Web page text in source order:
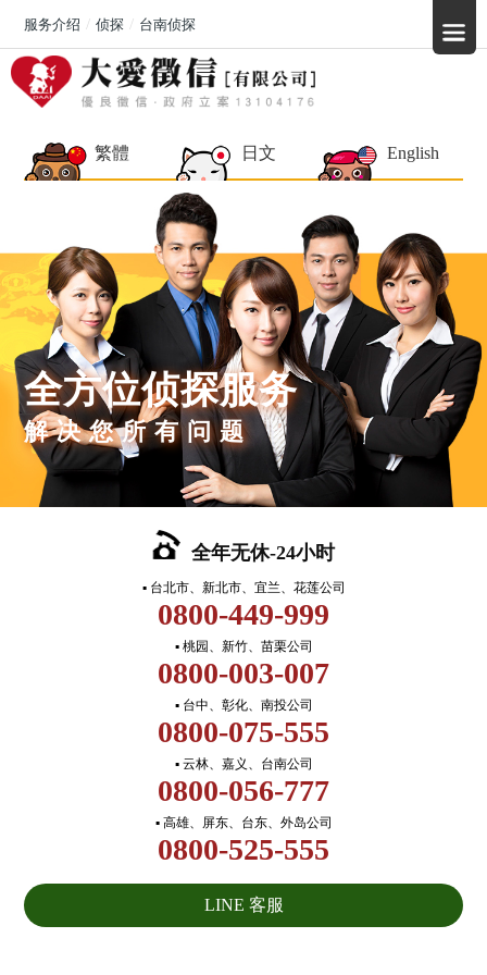
繁體 日文 English
全方位侦探服务
解决您所有问题
全年无休-24小时
▪ 台北市、新北市、宜兰、花莲公司
0800-449-999
▪ 桃园、新竹、苗栗公司
0800-003-007
▪ 台中、彰化、南投公司
0800-075-555
▪ 云林、嘉义、台南公司
0800-056-777
▪ 高雄、屏东、台东、外岛公司
0800-525-555
LINE 客服
服务介绍 侦探 台南侦探